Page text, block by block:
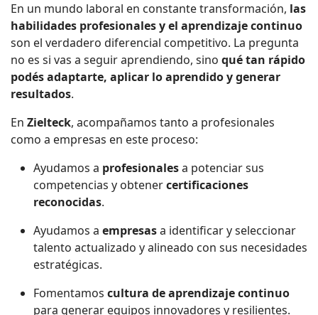
En un mundo laboral en constante transformación, las
habilidades profesionales y el aprendizaje continuo
son el verdadero diferencial competitivo. La pregunta
no es si vas a seguir aprendiendo, sino qué tan rápido
podés adaptarte, aplicar lo aprendido y generar
resultados.
En Zielteck, acompañamos tanto a profesionales
como a empresas en este proceso:
Ayudamos a profesionalesa potenciar sus
competencias y obtenercertificaciones
reconocidas.
Ayudamos a empresasa identificar y seleccionar
talento actualizado y alineado con sus necesidades
estratégicas.
Fomentamos cultura de aprendizaje continuo
para generar equipos innovadores y resilientes.